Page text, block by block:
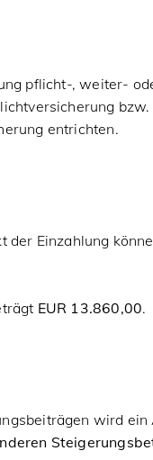
pflicht-, weiter-
entrichten.
der Einzahlung
EUR 13.860,00.
wird ein